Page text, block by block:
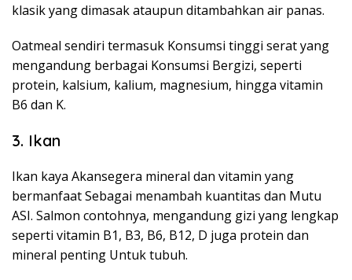
klasik yang dimasak ataupun ditambahkan air panas.
Oatmeal sendiri termasuk Konsumsi tinggi serat yang
mengandung berbagai Konsumsi Bergizi, seperti
protein, kalsium, kalium, magnesium, hingga vitamin
B6 dan K.
3. Ikan
Ikan kaya Akansegera mineral dan vitamin yang
bermanfaat Sebagai menambah kuantitas dan Mutu
ASI. Salmon contohnya, mengandung gizi yang lengkap
seperti vitamin B1, B3, B6, B12, D juga protein dan
mineral penting Untuk tubuh.